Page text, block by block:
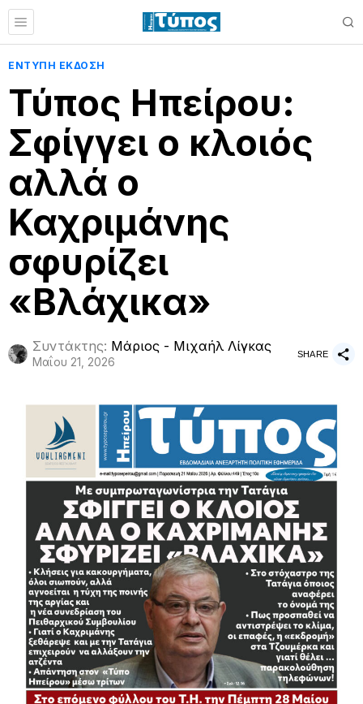
ΕΝΤΥΠΗ ΕΚΔΟΣΗ
Τύπος Ηπείρου:
Σφίγγει ο κλοιός
αλλά ο
Καχριμάνης
σφυρίζει
«Βλάχικα»
Συντάκτης: Μάριος - Μιχαήλ Λίγκας
Μαΐου 21, 2026
SHARE